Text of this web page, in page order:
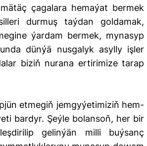
çagalara hemaýat bermek
durmuş taýdan goldamak,
ýardam bermek, mynasyp
dünýä nusgalyk asylly işler
biziň nurana ertirimize tarap
etmegiň jemgyýetimiziň hem-
bardyr. Şeýle bolansoň, her bir
gelinýän milli buýsanç